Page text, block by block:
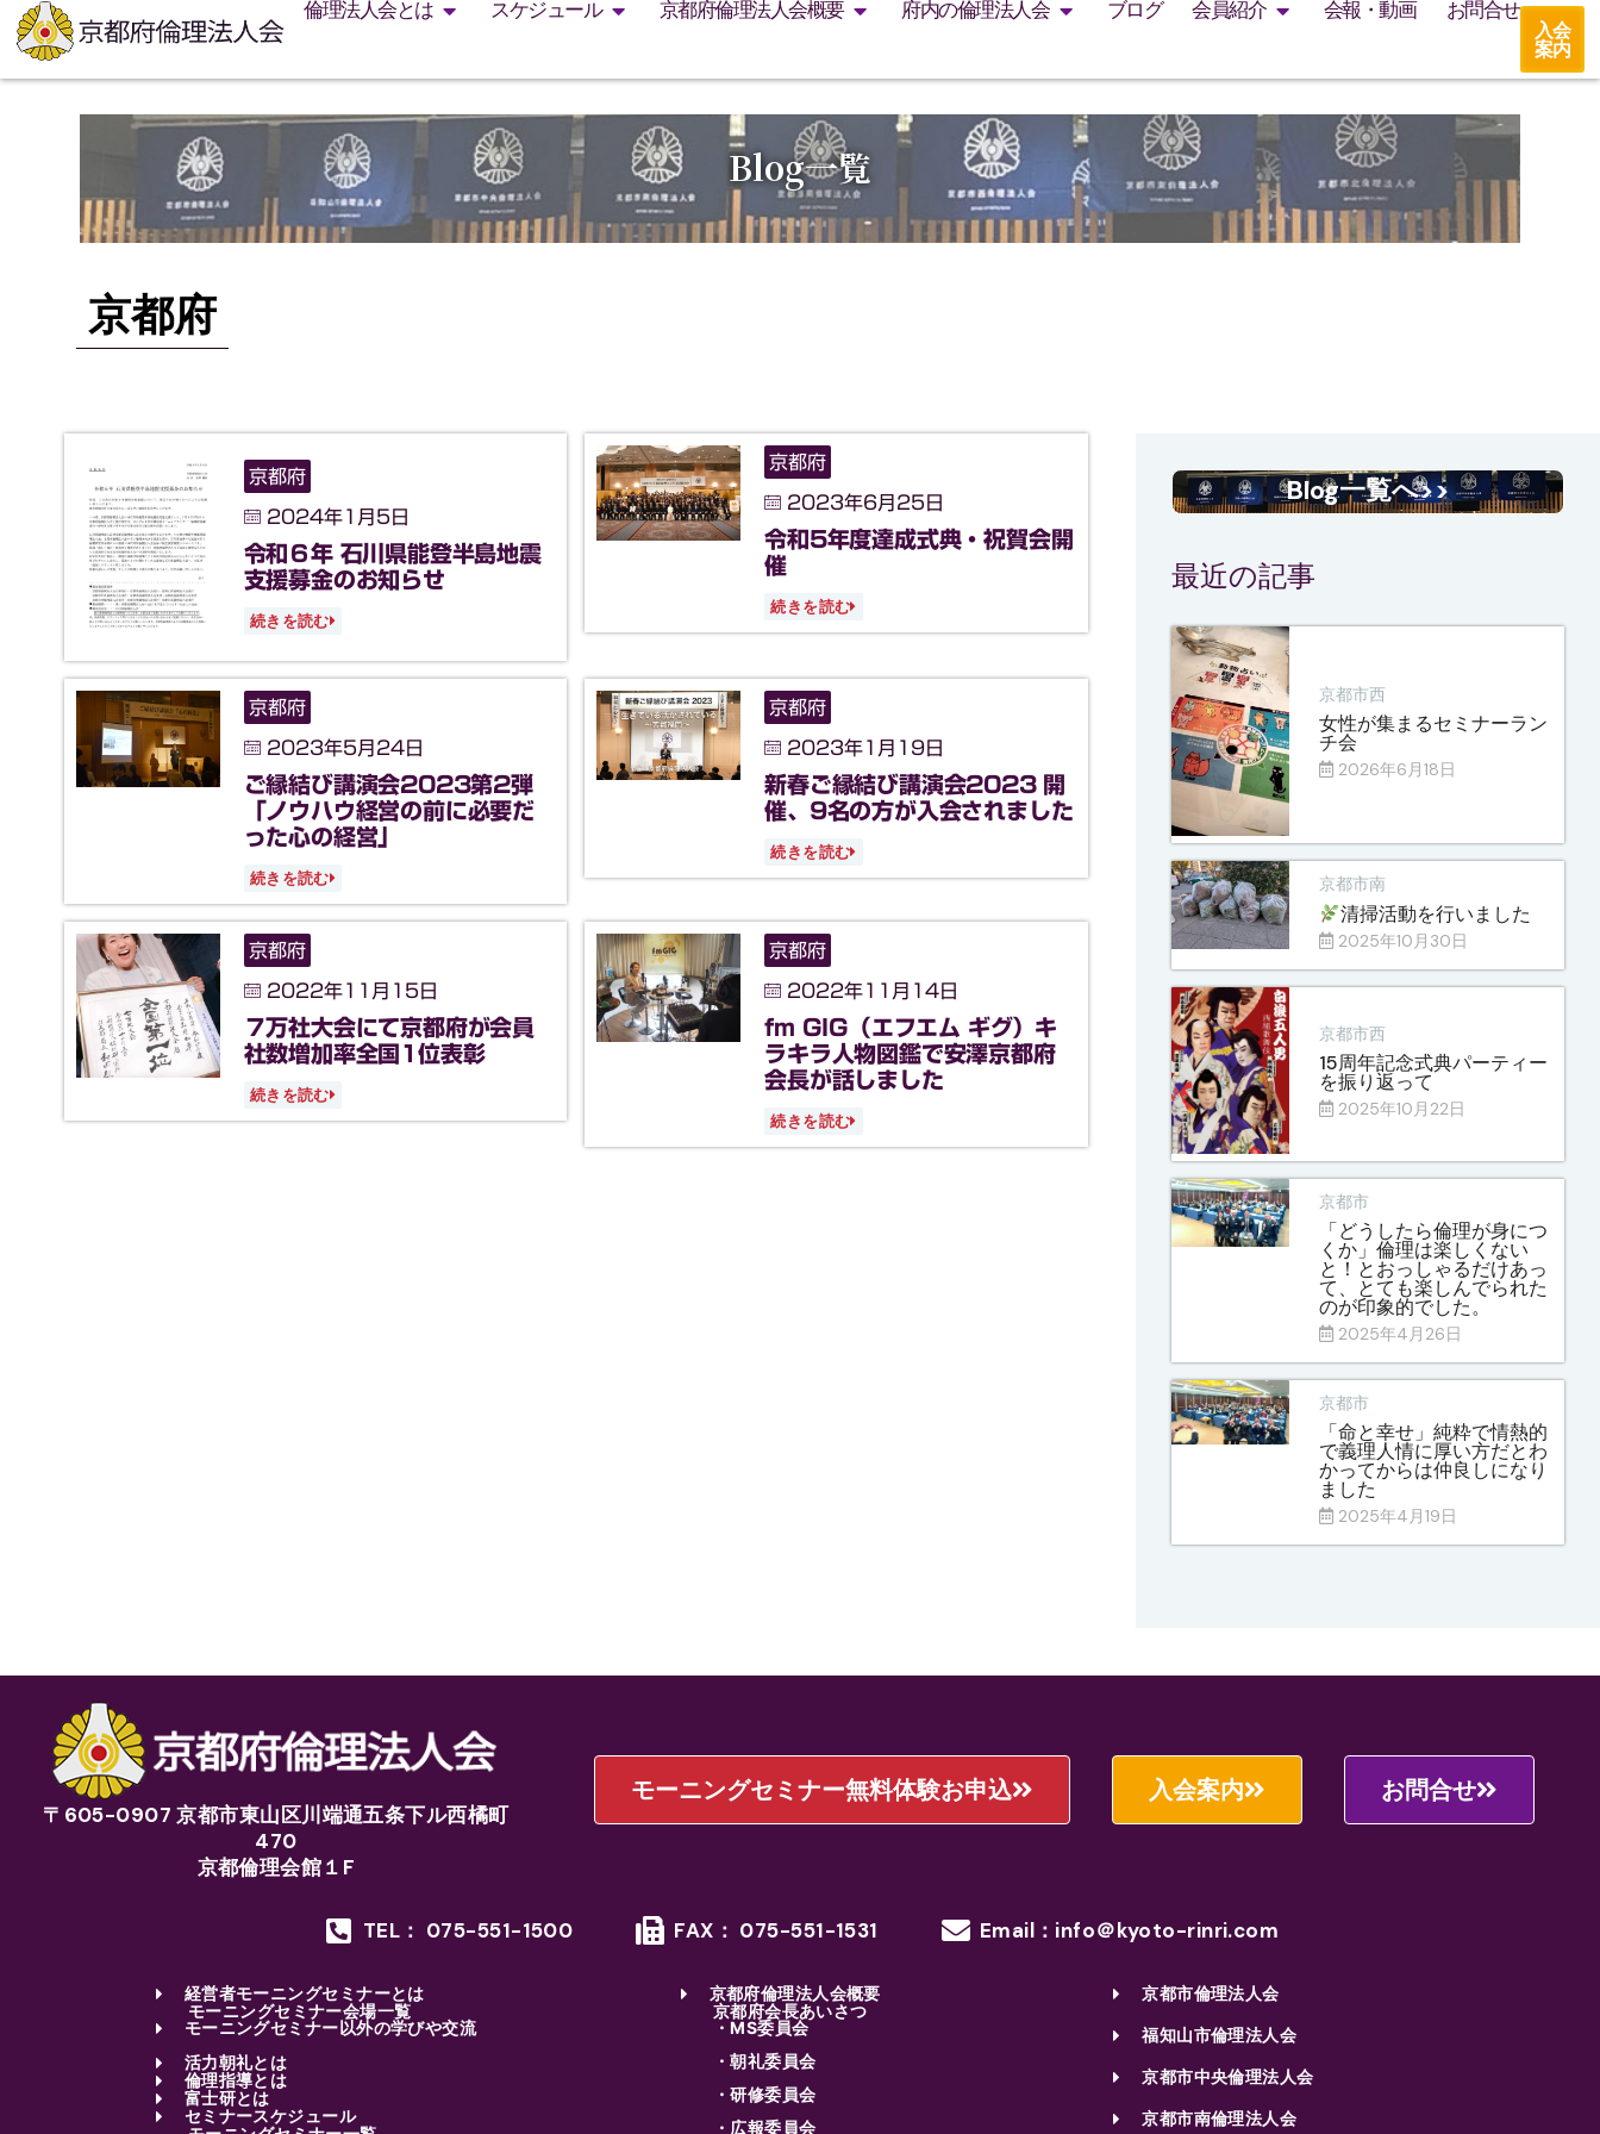
倫理法人会とは スケジュール 京都府倫理法人会概要 府内の倫理法人会 ブログ 会員紹介 会報・動画
お問合せ
入会
案内
Blog一覧
京都府
京都府
2024年1月5日
令和６年 ⽯川県能登半島地震
⽀援募⾦のお知らせ
続きを読む
京都府
2023年6月25日
令和5年度達成式典・祝賀会開
催
続きを読む
京都府
2023年5月24日
ご縁結び講演会2023第2弾
「ノウハウ経営の前に必要だ
った心の経営」
続きを読む
京都府
2023年1月19日
新春ご縁結び講演会2023 開
催、9名の方が入会されました
続きを読む
京都府
2022年11月15日
７万社大会にて京都府が会員
社数増加率全国1位表彰
続きを読む
京都府
2022年11月14日
fm GIG（エフエム ギグ）キ
ラキラ人物図鑑で安澤京都府
会長が話しました
続きを読む
Blog一覧へ>>
最近の記事
京都市西
女性が集まるセミナーラン
チ会
2026年6月18日
京都市南
清掃活動を行いました
2025年10月30日
京都市西
15周年記念式典パーティー
を振り返って
2025年10月22日
京都市
「どうしたら倫理が身につ
くか」倫理は楽しくない
と！とおっしゃるだけあっ
て、とても楽しんでられた
のが印象的でした。
2025年4月26日
京都市
「命と幸せ」純粋で情熱的
で義理人情に厚い方だとわ
かってからは仲良しになり
ました
2025年4月19日
〒605-0907 京都市東山区川端通五条下ル西橘町
470
京都倫理会館１F
モーニングセミナー無料体験お申込 入会案内 お問合せ
TEL： 075-551-1500 FAX： 075-551-1531 Email：info＠kyoto-rinri.com
経営者モーニングセミナーとは
モーニングセミナー会場一覧
モーニングセミナー以外の学びや交流
活力朝礼とは
倫理指導とは
富士研とは
セミナースケジュール
京都府倫理法人会概要
京都府会長あいさつ
・MS委員会
・朝礼委員会
・研修委員会
・広報委員会
京都市倫理法人会
福知山市倫理法人会
京都市中央倫理法人会
京都市南倫理法人会